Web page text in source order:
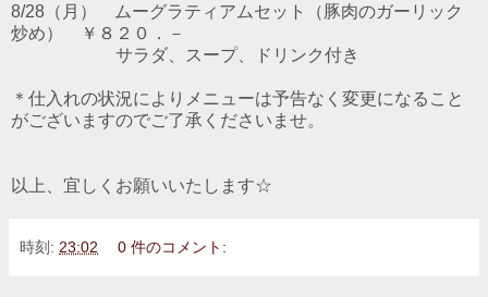
8/28（月） ムーグラティアムセット（豚肉のガーリック
炒め） ￥８２０．－
サラダ、スープ、ドリンク付き
＊仕入れの状況によりメニューは予告なく変更になること
がございますのでご了承くださいませ。
以上、宜しくお願いいたします☆
時刻: 23:02 0 件のコメント: